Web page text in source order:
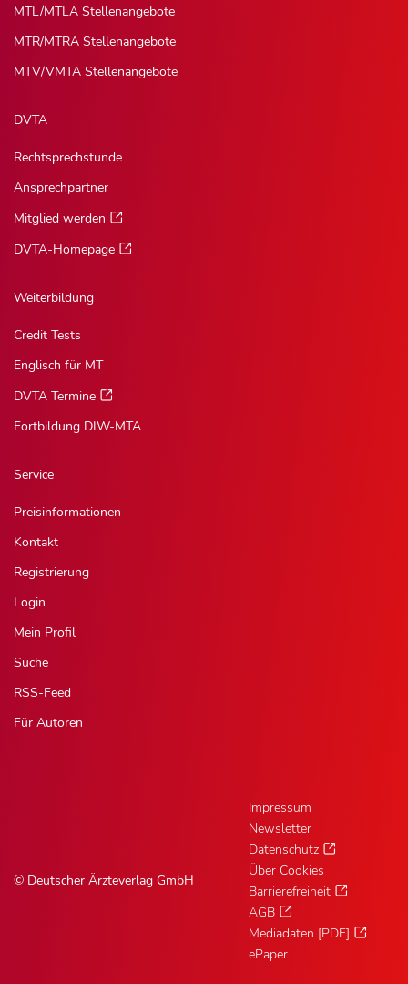
MTL/MTLA Stellenangebote
MTR/MTRA Stellenangebote
MTV/VMTA Stellenangebote
DVTA
Rechtsprechstunde
Ansprechpartner
Mitglied werden
DVTA-Homepage
Weiterbildung
Credit Tests
Englisch für MT
DVTA Termine
Fortbildung DIW-MTA
Service
Preisinformationen
Kontakt
Registrierung
Login
Mein Profil
Suche
RSS-Feed
Für Autoren
© Deutscher Ärzteverlag GmbH
Impressum
Newsletter
Datenschutz
Über Cookies
Barrierefreiheit
AGB
Mediadaten [PDF]
ePaper